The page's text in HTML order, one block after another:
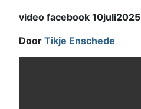
video facebook 10juli2025
Door Tikje Enschede